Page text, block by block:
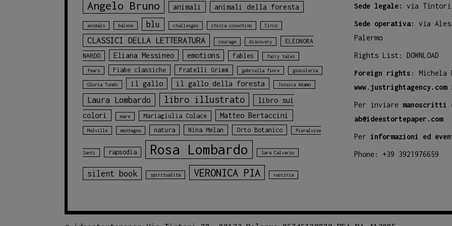
Angelo Bruno animali animali della foresta
animals balene blu challenges chicca cosentino Circo
CLASSICI DELLA LETTERATURA courage discovery
ELEONORA
NARDO
Eliana Messineo emotions fables fairy tales
fears Fiabe classiche Fratelli Grimm gabriella fiore giocoleria
Gloria Tundo il gallo il gallo della foresta Jessica Adamo
Laura Lombardo libro illustrato
libro sui
colori
mare Mariagiulia Colace Matteo Bertaccini
Melville montagne natura Nina Melan Orto Botanico Pieralvise
Santi rapsodia Rosa Lombardo Sara Calvario
silent book spiritualità VERONICA PIA vucciria
Sede legale: via Tintori
Sede operativa:
via
Palermo
Rights List:DOWNLOAD
Foreign rights :
www.justrightagency.com
Per inviare
ab@ideestortepaper.com
Per informazioni ed
Phone: +39 3921976659